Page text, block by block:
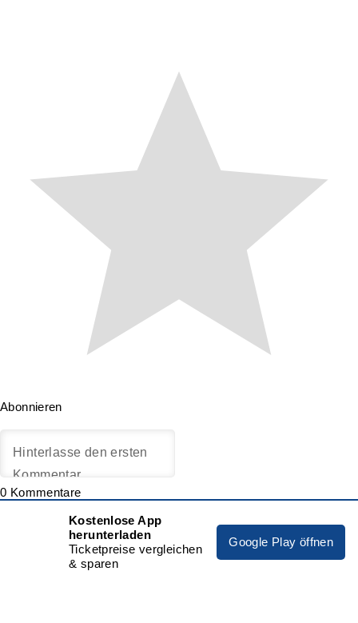
Abonnieren
0 Kommentare
Kostenlose App
herunterladen
Ticketpreise vergleichen
& sparen
Google Play öffnen